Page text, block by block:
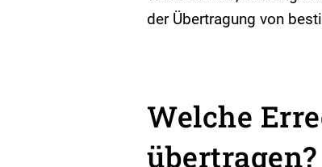
der Übertragung von
Welche
übertragen?